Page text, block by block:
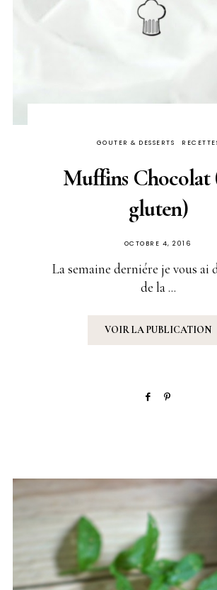
GOUTER & DESSERTS
Muffins Chocolat
gluten)
PUBLIÉ
OCTOBRE 4, 2016
La semaine derniére je vous ai
de la ...
VOIR LA PUBLICATION